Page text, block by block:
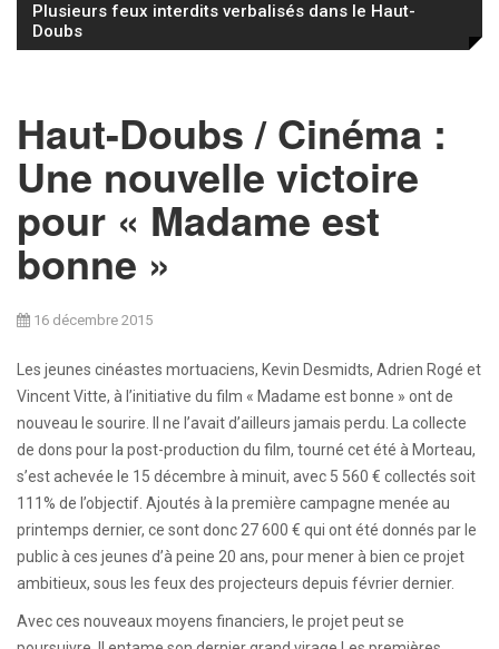
Plusieurs feux interdits verbalisés dans le Haut-
Doubs
Haut-Doubs / Cinéma :
Une nouvelle victoire
pour « Madame est
bonne »
16 décembre 2015
Les jeunes cinéastes mortuaciens, Kevin Desmidts, Adrien Rogé et
Vincent Vitte, à l’initiative du film « Madame est bonne » ont de
nouveau le sourire. Il ne l’avait d’ailleurs jamais perdu. La collecte
de dons pour la post-production du film, tourné cet été à Morteau,
s’est achevée le 15 décembre à minuit, avec 5 560 € collectés soit
111% de l’objectif. Ajoutés à la première campagne menée au
printemps dernier, ce sont donc 27 600 € qui ont été donnés par le
public à ces jeunes d’à peine 20 ans, pour mener à bien ce projet
ambitieux, sous les feux des projecteurs depuis février dernier.
Avec ces nouveaux moyens financiers, le projet peut se